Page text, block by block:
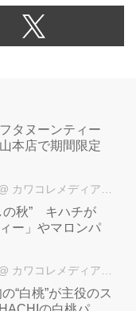
タヌーンティー
本店で期間限定
カワコレメディア編集部
の秋” キハチが
ー」やマロンパ
カワコレメディア編集部
“白桃”が主役のス